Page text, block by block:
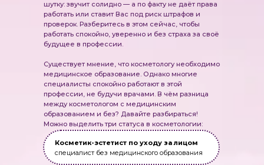
шутку: звучит солидно — а по факту не даёт права
работать или ставит Вас под риск штрафов и
проверок. Разберитесь в этом сейчас, чтобы
работать спокойно, уверенно и без страха за своё
будущее в профессии.
Существует мнение, что косметологу необходимо
медицинское образование. Однако многие
специалисты спокойно работают в этой
профессии, не будучи врачами. В чём разница
между косметологом с медицинским
образованием и без? Давайте разбираться!
Можно выделить три статуса в косметологии:
Косметик-эстетист по уходу за лицом
специалист без медицинского образования